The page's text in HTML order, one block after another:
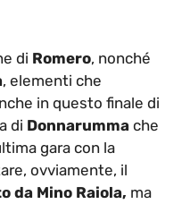
di Romero, nonché
, elementi che
in questo finale di
di Donnarumma che
gara con la
ovviamente, il
da Mino Raiola, ma